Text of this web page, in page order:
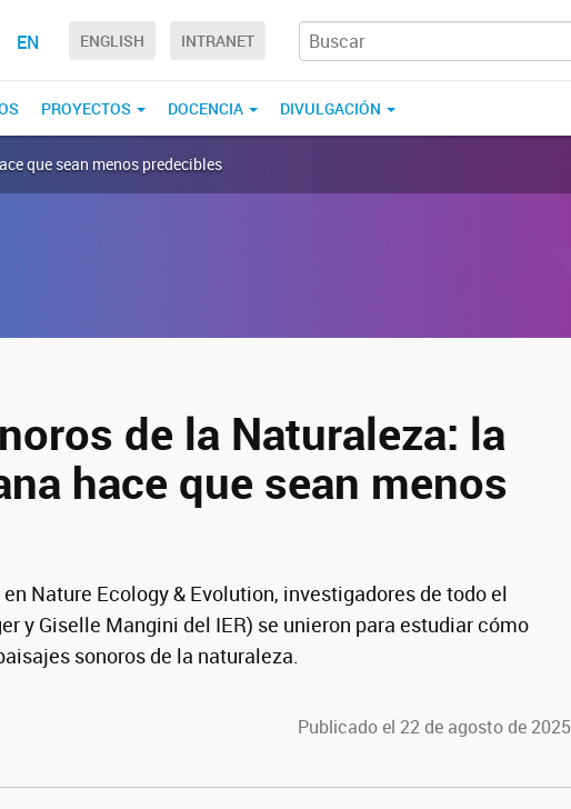
EN ENGLISH INTRANET
PROYECTOS DOCENCIA DIVULGACIÓN
que sean menos predecibles
de la Naturaleza: la
hace que sean menos
Nature Ecology & Evolution, investigadores de todo el
y Giselle Mangini del IER) se unieron para estudiar cómo
sonoros de la naturaleza.
Publicado el 22 de agosto de 2025